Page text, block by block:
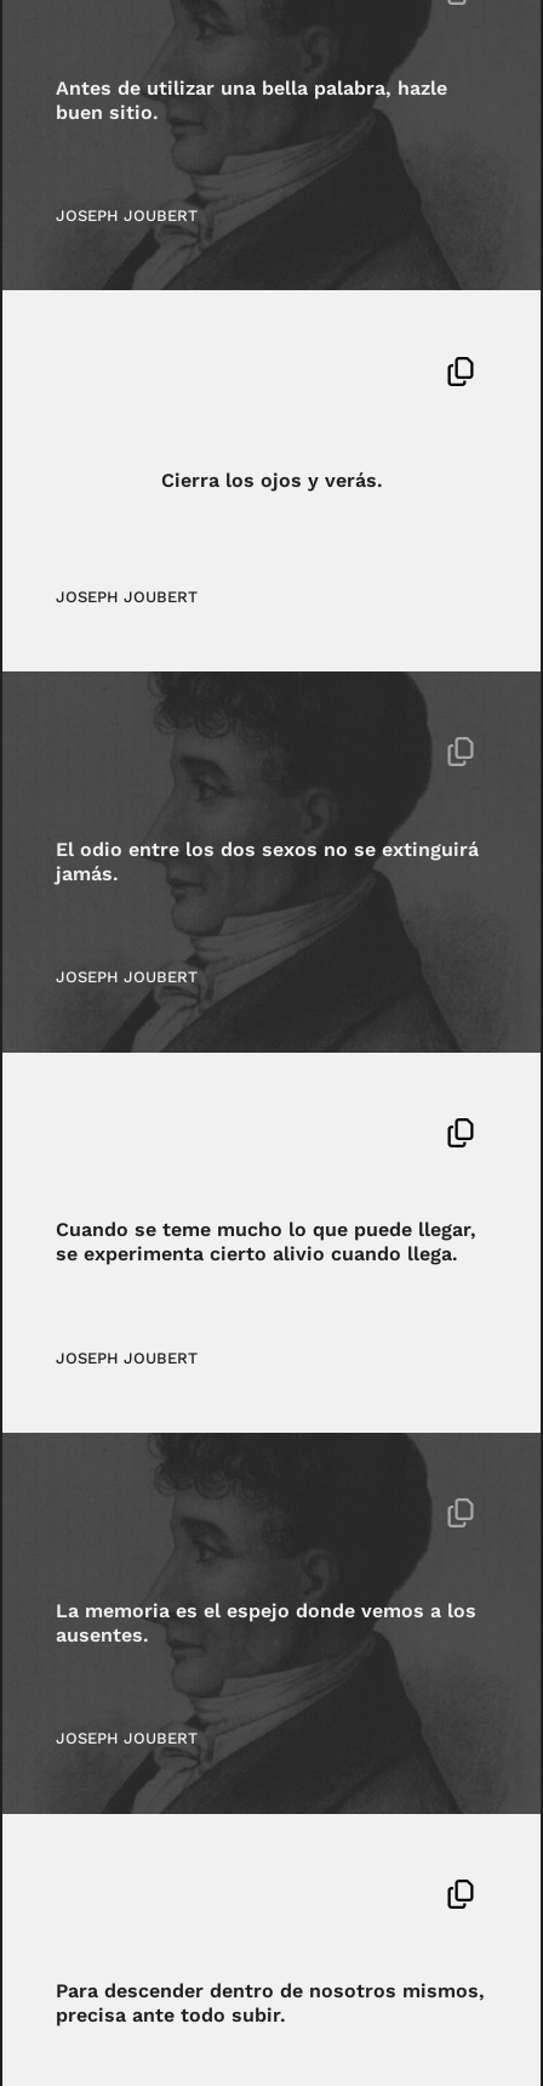
Antes de utilizar una bella palabra, hazle
buen sitio.
JOSEPH JOUBERT
Cierra los ojos y verás.
JOSEPH JOUBERT
El odio entre los dos sexos no se extinguirá
jamás.
JOSEPH JOUBERT
Cuando se teme mucho lo que puede llegar,
se experimenta cierto alivio cuando llega.
JOSEPH JOUBERT
La memoria es el espejo donde vemos a los
ausentes.
JOSEPH JOUBERT
Para descender dentro de nosotros mismos,
precisa ante todo subir.